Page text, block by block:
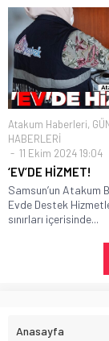
Atakum Haberleri,
HABERLERİ
11 Ekim 2024 19:04
‘EV’DE HİZMET!
Samsun’un Atakum
Evde Destek
sınırları içerisinde...
Anasayfa